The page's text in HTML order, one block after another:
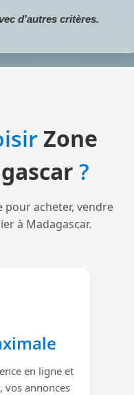
d'autres critères.
Zone
?
acheter, vendre
à Madagascar.
en ligne et
vos annonces